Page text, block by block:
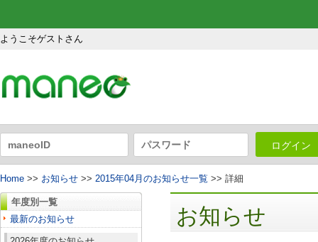
ようこそゲストさん
ログイン
Home >> お知らせ >> 2015年04月のお知らせ一覧 >> 詳細
年度別一覧
最新のお知らせ
お知らせ